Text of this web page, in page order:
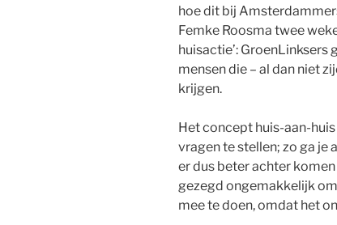
hoe dit bij
Femke Roosma twee
huisactie’: GroenLinksers
mensen die – al dan niet
krijgen.
Het concept huis-aan-
vragen te stellen; zo ga je
er dus beter achter
gezegd ongemakkelijk
mee te doen, omdat het